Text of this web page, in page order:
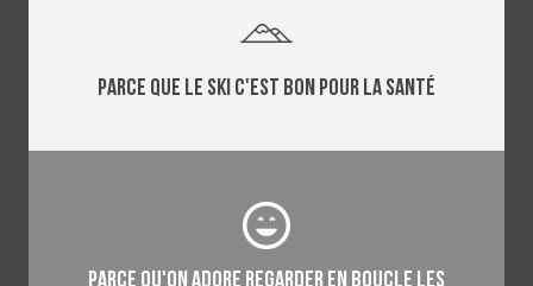
Parce que le ski c'est bon pour la santé